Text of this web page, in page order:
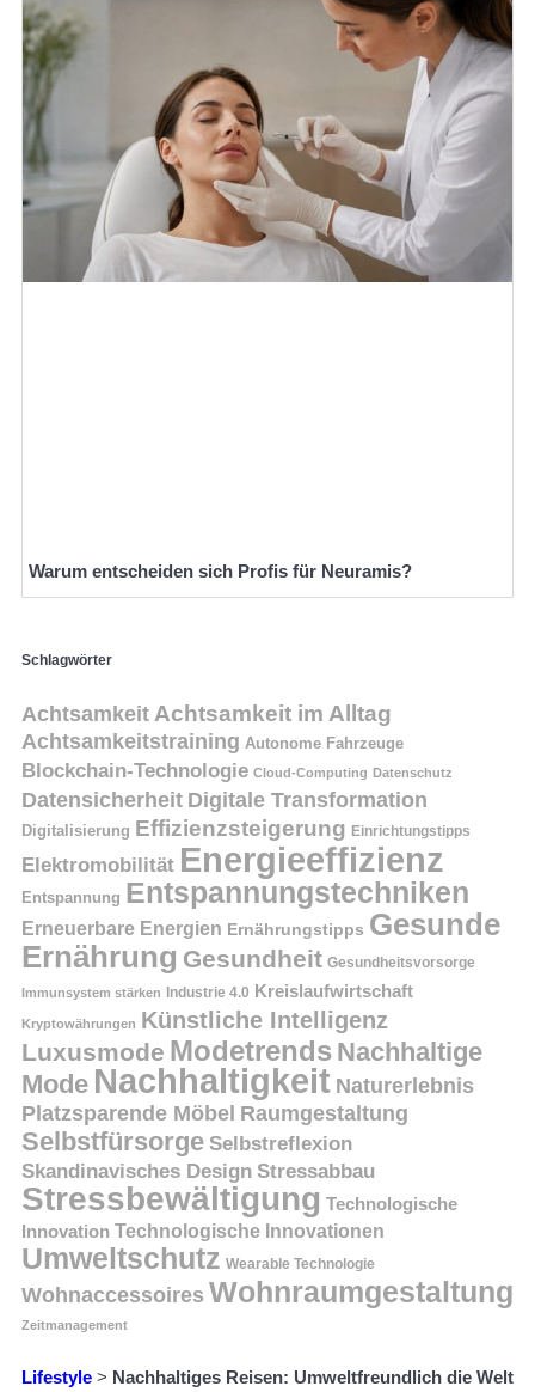
Warum entscheiden sich Profis für Neuramis?
Schlagwörter
Achtsamkeit Achtsamkeit im Alltag
Achtsamkeitstraining Autonome Fahrzeuge
Blockchain-Technologie Cloud-Computing Datenschutz
Datensicherheit Digitale Transformation
Digitalisierung Effizienzsteigerung Einrichtungstipps
Elektromobilität Energieeffizienz
Entspannung Entspannungstechniken
Erneuerbare Energien Ernährungstipps Gesunde
Ernährung Gesundheit Gesundheitsvorsorge
Immunsystem stärken Industrie 4.0 Kreislaufwirtschaft
Kryptowährungen Künstliche Intelligenz
Luxusmode Modetrends Nachhaltige
Mode Nachhaltigkeit Naturerlebnis
Platzsparende Möbel Raumgestaltung
Selbstfürsorge Selbstreflexion
Skandinavisches Design Stressabbau
Stressbewältigung Technologische
Innovation Technologische Innovationen
Umweltschutz Wearable Technologie
Wohnaccessoires Wohnraumgestaltung
Zeitmanagement
Lifestyle > Nachhaltiges Reisen: Umweltfreundlich die Welt